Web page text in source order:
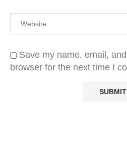
Save my name, email,
browser for the next time I